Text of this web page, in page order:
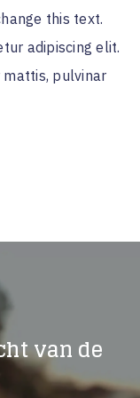
this text.
adipiscing elit.
pulvinar
van de